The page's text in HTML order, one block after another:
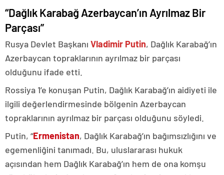
“Dağlık Karabağ Azerbaycan’ın Ayrılmaz Bir
Parçası”
Rusya Devlet Başkanı Vladimir Putin, Dağlık Karabağ’ın
Azerbaycan topraklarının ayrılmaz bir parçası
olduğunu ifade etti.
Rossiya 1’e konuşan Putin, Dağlık Karabağ’ın aidiyeti ile
ilgili değerlendirmesinde bölgenin Azerbaycan
topraklarının ayrılmaz bir parçası olduğunu söyledi.
Putin, “Ermenistan, Dağlık Karabağ’ın bağımsızlığını ve
egemenliğini tanımadı. Bu, uluslararası hukuk
açısından hem Dağlık Karabağ’ın hem de ona komşu